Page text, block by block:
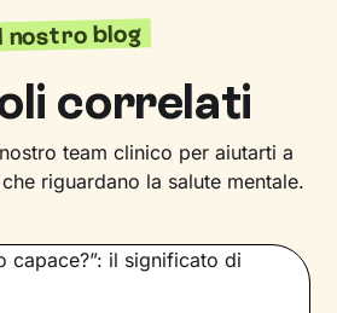
nostro blog
correlati
team clinico per aiutarti a
riguardano la salute mentale.